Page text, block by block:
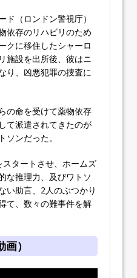
（ロンドン警視庁）
依存のリハビリのため
クに移住したシャーロ
施設を出所後、彼はニ
り、凶悪犯罪の捜査に
の命を受けて薬物依存
て派遣されてきたのが
ソンだった。
タートさせ、ホームズ
な推理力、及びワトソ
い助言、2人のぶつかり
て、数々の難事件を解
）